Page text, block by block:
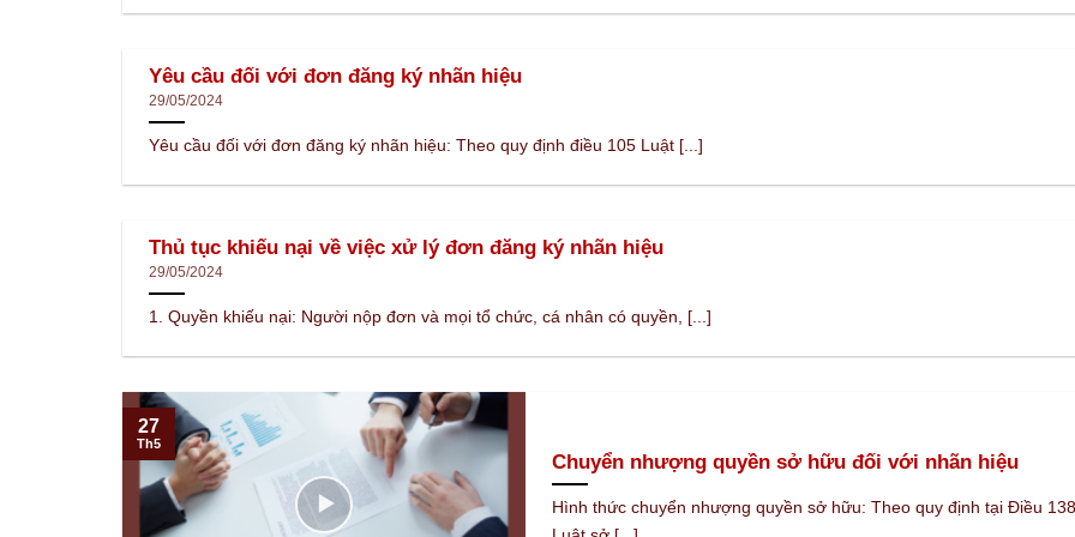
Yêu cầu đối với đơn đăng ký nhãn hiệu
29/05/2024
Yêu cầu đối với đơn đăng ký nhãn hiệu: Theo quy định điều 105 Luật [...]
Thủ tục khiếu nại về việc xử lý đơn đăng ký nhãn hiệu
29/05/2024
1. Quyền khiếu nại: Người nộp đơn và mọi tổ chức, cá nhân có quyền, [...]
Chuyển nhượng quyền sở hữu đối với nhãn hiệu
Hình thức chuyển nhượng quyền sở hữu: Theo quy định tại Điều 138
27
Th5